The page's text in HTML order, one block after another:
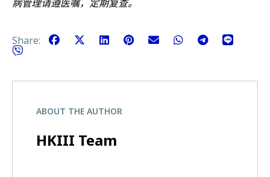
病管理请遵医嘱，定期复查。
Share:
ABOUT THE AUTHOR
HKIII Team